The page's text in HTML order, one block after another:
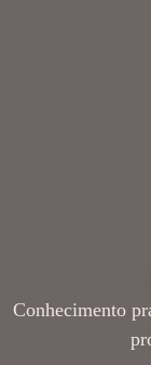
Conhecimento